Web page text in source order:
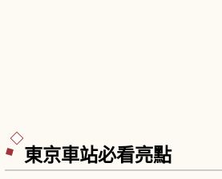
東京車站必看亮點